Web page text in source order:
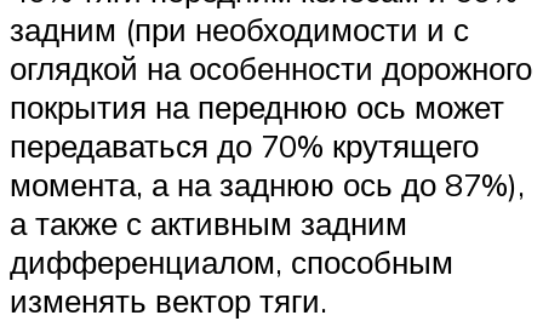
задним (при необходимости и с
оглядкой на особенности дорожного
покрытия на переднюю ось может
передаваться до 70% крутящего
момента, а на заднюю ось до 87%),
а также с активным задним
дифференциалом, способным
изменять вектор тяги.